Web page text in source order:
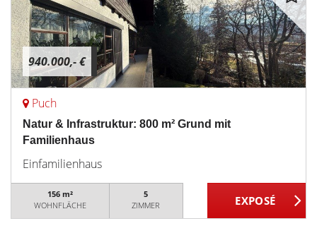
940.000,- €
Puch
Natur & Infrastruktur: 800 m² Grund mit
Familienhaus
Einfamilienhaus
156 m²
WOHNFLÄCHE
5
ZIMMER